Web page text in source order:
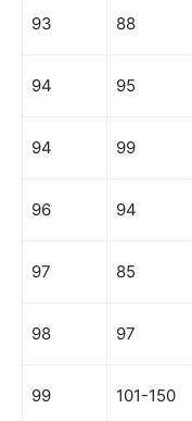
93 88
94 95
94 99
96 94
97 85
98 97
99 101-150